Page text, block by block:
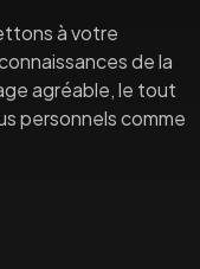
à votre
de la
agréable, le tout
personnels comme